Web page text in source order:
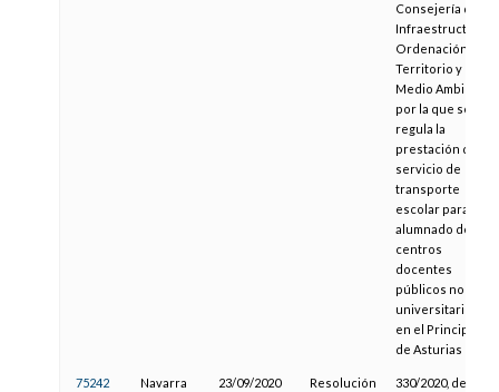
Consejería de
Infraestructuras,
Ordenación del
Territorio y
Medio Ambiente,
por la que se
regula la
prestación del
servicio de
transporte
escolar para el
alumnado de
centros
docentes
públicos no
universitarios
en el Principado
de Asturias
75242 Navarra 23/09/2020 Resolución
330/2020, de la